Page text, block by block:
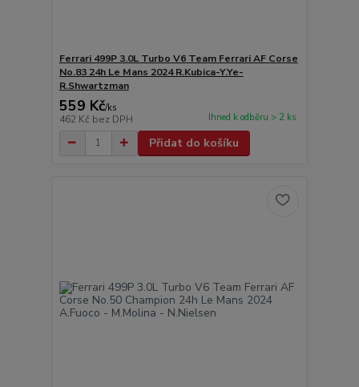
Ferrari 499P 3.0L Turbo V6 Team Ferrari AF Corse
No.83 24h Le Mans 2024 R.Kubica-Y.Ye-
R.Shwartzman
559 Kč/ks
462 Kč bez DPH Ihned k odběru > 2 ks
Přidat do košíku